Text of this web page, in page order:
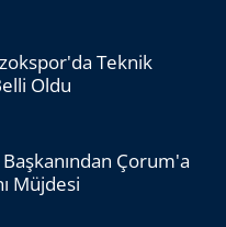
Teknik
Oldu
Çorum'a
Müjdesi